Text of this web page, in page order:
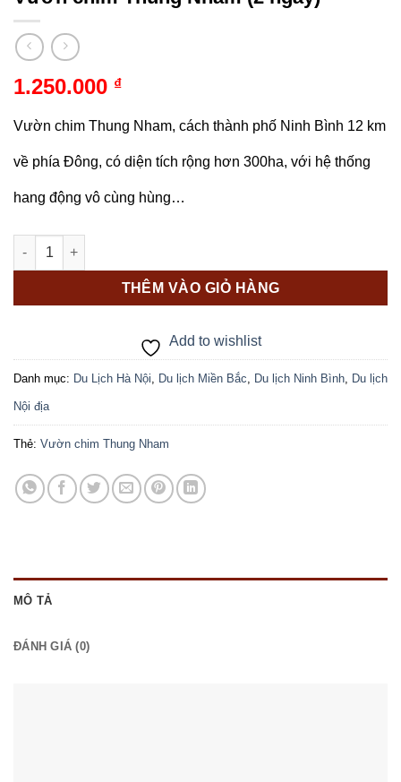
1.250.000 ₫
Vườn chim Thung Nham, cách thành phố Ninh Bình 12 km
về phía Đông, có diện tích rộng hơn 300ha, với hệ thống
hang động vô cùng hùng…
Vườn chim Thung Nham (2 ngày) số lượng
THÊM VÀO GIỎ HÀNG
Add to wishlist
Danh mục: Du Lịch Hà Nội, Du lịch Miền Bắc, Du lịch Ninh Bình, Du lịch
Nội địa
Thẻ: Vườn chim Thung Nham
MÔ TẢ
ĐÁNH GIÁ (0)